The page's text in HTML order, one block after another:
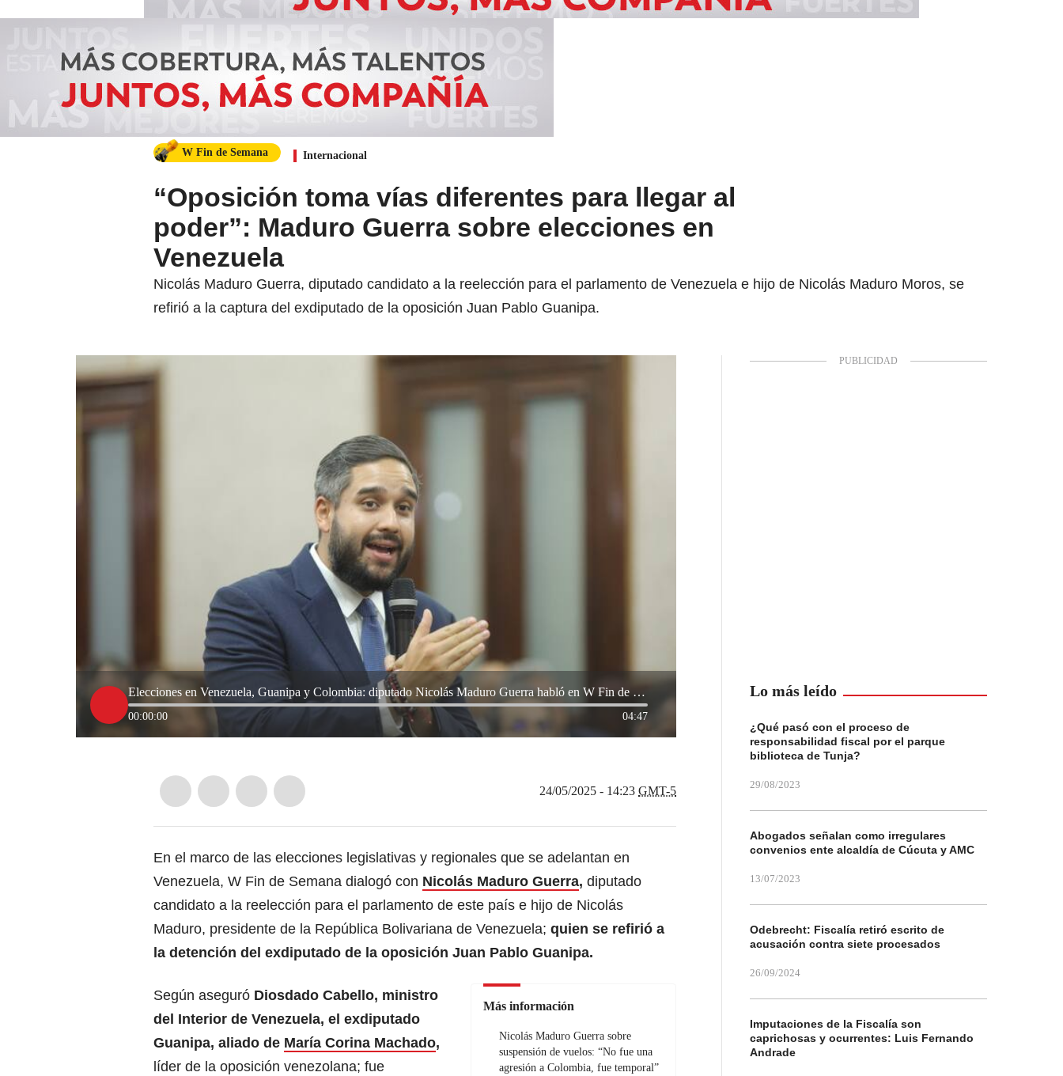
W Fin de Semana Internacional
“Oposición toma vías diferentes para llegar al
poder”: Maduro Guerra sobre elecciones en
Venezuela
Nicolás Maduro Guerra, diputado candidato a la reelección para el parlamento de Venezuela e hijo de Nicolás Maduro Moros, se
refirió a la captura del exdiputado de la oposición Juan Pablo Guanipa.
Elecciones en Venezuela, Guanipa y Colombia: diputado Nicolás Maduro Guerra habló en W Fin de Semana
00:00:00 04:47
24/05/2025 - 14:23 GMT-5
En el marco de las elecciones legislativas y regionales que se adelantan en
Venezuela, W Fin de Semana dialogó con Nicolás Maduro Guerra, diputado
candidato a la reelección para el parlamento de este país e hijo de Nicolás
Maduro, presidente de la República Bolivariana de Venezuela; quien se refirió a
la detención del exdiputado de la oposición Juan Pablo Guanipa.
Más información
Nicolás Maduro Guerra sobre
suspensión de vuelos: “No fue una
agresión a Colombia, fue temporal”
Según aseguró Diosdado Cabello, ministro
del Interior de Venezuela, el exdiputado
Guanipa, aliado de María Corina Machado,
líder de la oposición venezolana; fue
Lo más leído
¿Qué pasó con el proceso de
responsabilidad fiscal por el parque
biblioteca de Tunja?
29/08/2023
Abogados señalan como irregulares
convenios ente alcaldía de Cúcuta y AMC
13/07/2023
Odebrecht: Fiscalía retiró escrito de
acusación contra siete procesados
26/09/2024
Imputaciones de la Fiscalía son
caprichosas y ocurrentes: Luis Fernando
Andrade